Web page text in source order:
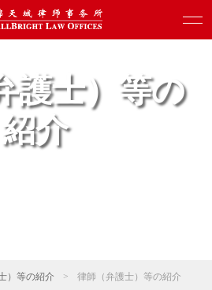
護士）等の
紹介
）等の紹介 > 律師（弁護士）等の紹介